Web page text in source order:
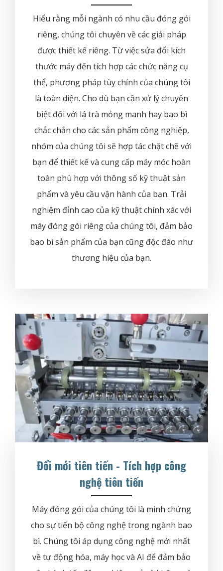
Hiểu rằng mỗi ngành có nhu cầu đóng gói
riêng, chúng tôi chuyên về các giải pháp
được thiết kế riêng. Từ việc sửa đổi kích
thước máy đến tích hợp các chức năng cụ
thể, phương pháp tùy chỉnh của chúng tôi
là toàn diện. Cho dù bạn cần xử lý chuyên
biệt đối với lá trà mỏng manh hay bao bì
chắc chắn cho các sản phẩm công nghiệp,
nhóm của chúng tôi sẽ hợp tác chặt chẽ với
bạn để thiết kế và cung cấp máy móc hoàn
toàn phù hợp với thông số kỹ thuật sản
phẩm và yêu cầu vận hành của bạn. Trải
nghiệm đỉnh cao của kỹ thuật chính xác với
máy đóng gói riêng của chúng tôi, đảm bảo
bao bì sản phẩm của bạn cũng độc đáo như
thương hiệu của bạn.
Đổi mới tiên tiến - Tích hợp công
nghệ tiên tiến
Máy đóng gói của chúng tôi là minh chứng
cho sự tiến bộ công nghệ trong ngành bao
bì. Chúng tôi áp dụng công nghệ mới nhất
về tự động hóa, máy học và AI để đảm bảo